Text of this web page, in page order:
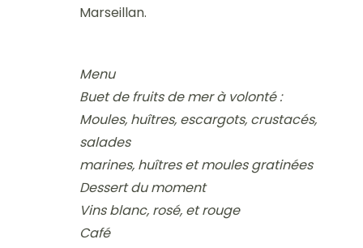
Marseillan.
Menu
Buet de fruits de mer à volonté :
Moules, huîtres, escargots, crustacés,
salades
marines, huîtres et moules gratinées
Dessert du moment
Vins blanc, rosé, et rouge
Café